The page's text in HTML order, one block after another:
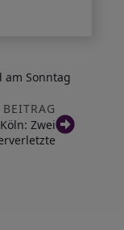
am Sonntag
Zwei